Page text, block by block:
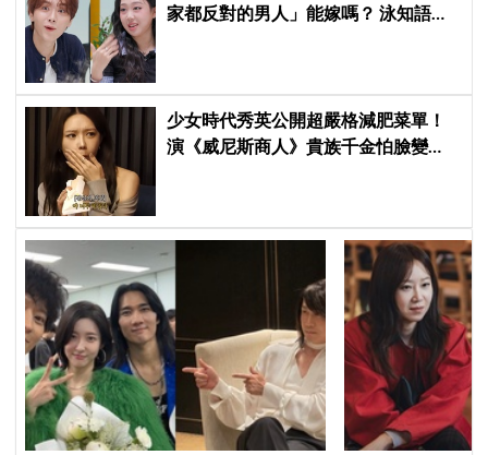
家都反對的男人」能嫁嗎？ 泳知語出
少女時代秀英公開超嚴格減肥菜單！
演《威尼斯商人》貴族千金怕臉變